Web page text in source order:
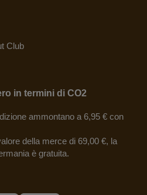
Club
in termini di CO2
ammontano a 6,95 € con
della merce di 69,00 €, la
è gratuita.